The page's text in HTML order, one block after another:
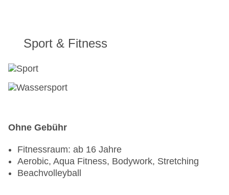
Sport & Fitness
Ohne Gebühr
Fitnessraum: ab 16 Jahre
Aerobic, Aqua Fitness, Bodywork, Stretching
Beachvolleyball